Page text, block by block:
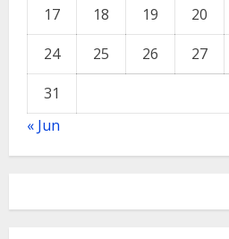
17
18 19 20
24
25 26 27
31
« Jun